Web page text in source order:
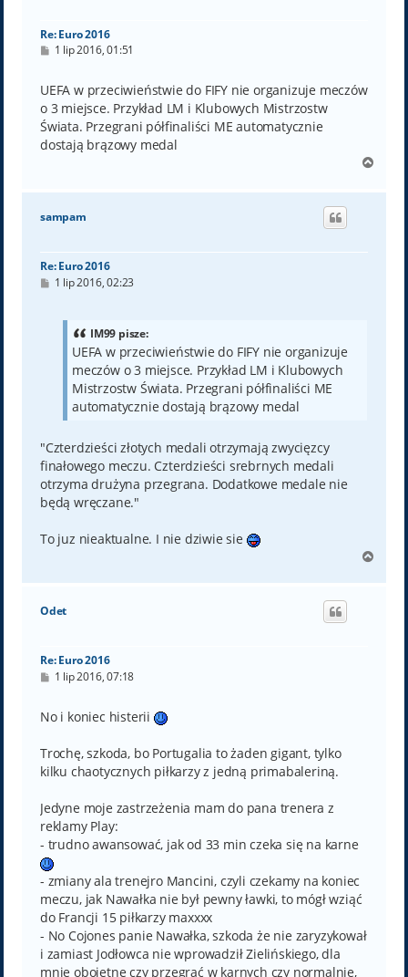
Re: Euro 2016
P
t
1 lip 2016, 01:51
UEFA w przeciwieństwie do FIFY nie organizuje meczów
o 3 miejsce. Przykład LM i Klubowych Mistrzostw
Świata. Przegrani półfinaliści ME automatycznie
dostają brązowy medal
g
sampam
Re: Euro 2016
P1 lip 2016, 02:23
IM99 pisze:
UEFA w przeciwieństwie do FIFY nie organizuje
meczów o 3 miejsce. Przykład LM i Klubowych
Mistrzostw Świata. Przegrani półfinaliści ME
automatycznie dostają brązowy medal
"Czterdzieści złotych medali otrzymają zwycięzcy
finałowego meczu. Czterdzieści srebrnych medali
otrzyma drużyna przegrana. Dodatkowe medale nie
będą wręczane."
To juz nieaktualne. I nie dziwie sie
g
Odet
Re: Euro 2016
P
t
1 lip 2016, 07:18
No i koniec histerii
Trochę, szkoda, bo Portugalia to żaden gigant, tylko
kilku chaotycznych piłkarzy z jedną primabaleriną.
Jedyne moje zastrzeżenia mam do pana trenera z
reklamy Play:
- trudno awansować, jak od 33 min czeka się na karne
- zmiany ala trenejro Mancini, czyli czekamy na koniec
meczu, jak Nawałka nie był pewny ławki, to mógł wziąć
do Francji 15 piłkarzy maxxxx
- No Cojones panie Nawałka, szkoda że nie zaryzykował
i zamiast Jodłowca nie wprowadził Zielińskiego, dla
mnie obojętne czy przegrać w karnych czy normalnie,